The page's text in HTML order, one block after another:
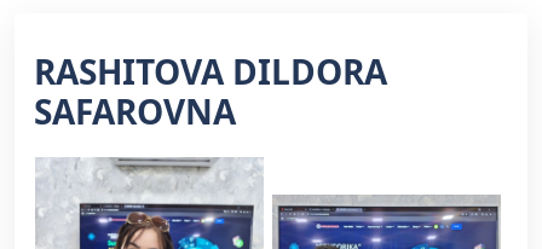
RASHITOVA DILDORA
SAFAROVNA